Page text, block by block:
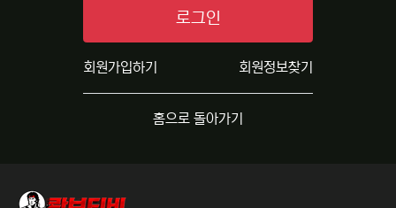
로그인
회원가입하기 회원정보찾기
홈으로 돌아가기